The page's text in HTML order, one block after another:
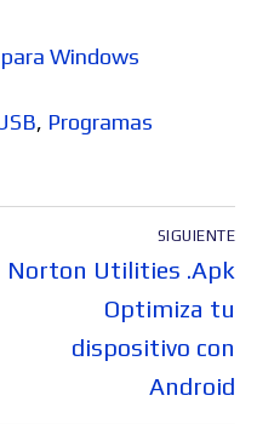
Windows
, Programas
SIGUIENTE
Entrada
Norton Utilities .Apk
Optimiza tu
dispositivo con
Android